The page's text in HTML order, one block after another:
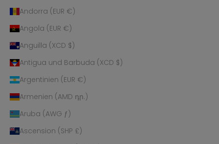
Andorra (EUR €)
Angola (EUR €)
Anguilla (XCD $)
Antigua und Barbuda (XCD $)
Argentinien (EUR €)
Armenien (AMD դր.)
Aruba (AWG ƒ)
Ascension (SHP £)